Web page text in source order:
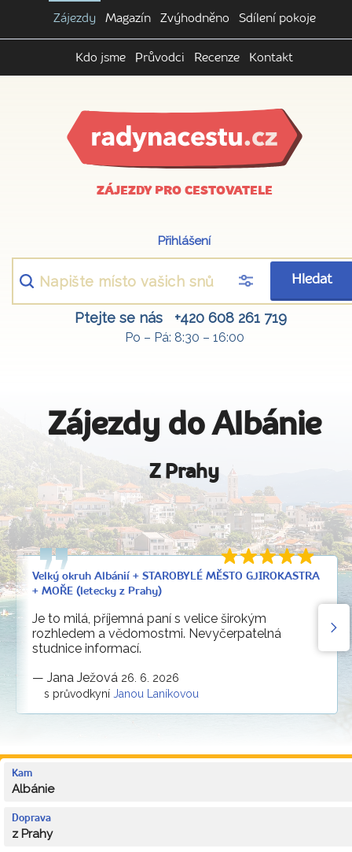
Zájezdy Magazín Zvýhodněno Sdílení pokoje
Kdo jsme Průvodci Recenze Kontakt
ZÁJEZDY PRO CESTOVATELE
Přihlášení
Hledat
Ptejte se nás +420 608 261 719
Po – Pá: 8:30 – 16:00
Zájezdy do Albánie
Z Prahy
Velký okruh Albánií + STAROBYLÉ MĚSTO GJIROKASTRA
+ MOŘE (letecky z Prahy)
Je to milá, příjemná paní s velice širokým
rozhledem a vědomostmi. Nevyčerpatelná
studnice informací.
— Jana Ježová 26. 6. 2026
s průvodkyní Janou Laníkovou
Kam
Albánie
Doprava
z Prahy